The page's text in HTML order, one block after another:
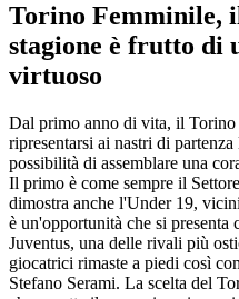
Torino Femminile,
stagione è frutto di
virtuoso
Dal primo anno di vita, il Torino
ripresentarsi ai nastri di
possibilità di assemblare una
Il primo è come sempre il
dimostra anche l'Under 19,
è un'opportunità che si
Juventus, una delle rivali più
giocatrici rimaste a piedi così
Stefano Serami. La scelta del